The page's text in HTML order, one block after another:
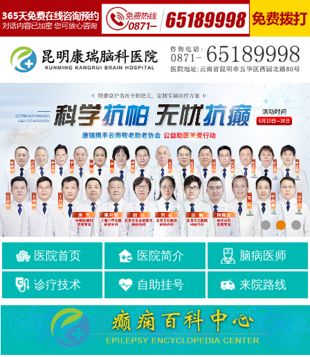
医院首页 医院简介 脑病医师
诊疗技术 自助挂号 来院路线